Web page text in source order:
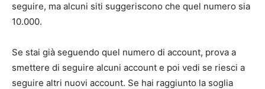
seguire, ma alcuni siti suggeriscono che quel numero sia
10.000.
Se stai già seguendo quel numero di account, prova a
smettere di seguire alcuni account e poi vedi se riesci a
seguire altri nuovi account. Se hai raggiunto la soglia